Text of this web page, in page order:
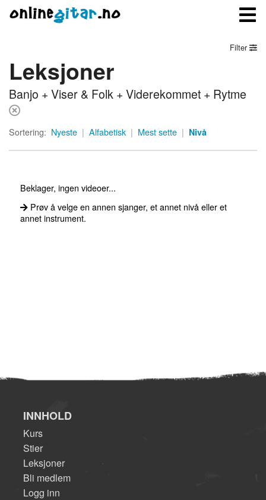
Meny
Logg inn
Bli medlem
Om onlinegitar.no
Filter
Leksjoner
Banjo + Viser & Folk + Viderekommet + Rytme
Sortering: Nyeste | Alfabetisk | Mest sette | Nivå
Beklager, ingen videoer...
Prøv å velge en annen sjanger, et annet nivå eller et
annet instrument.
INNHOLD
Kurs
Stier
Leksjoner
Bli medlem
Logg inn